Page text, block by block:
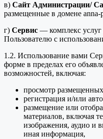
в) Сайт Администрации/
размещенные в домене anna-
г) Сервис — комплекс услуг
Пользователю с
1.2. Использование вами
форме в пределах его
возможностей, включая:
просмотр
регистрация и/или
размещение или
материалов, включая
изображения, аудио и
иная информация,